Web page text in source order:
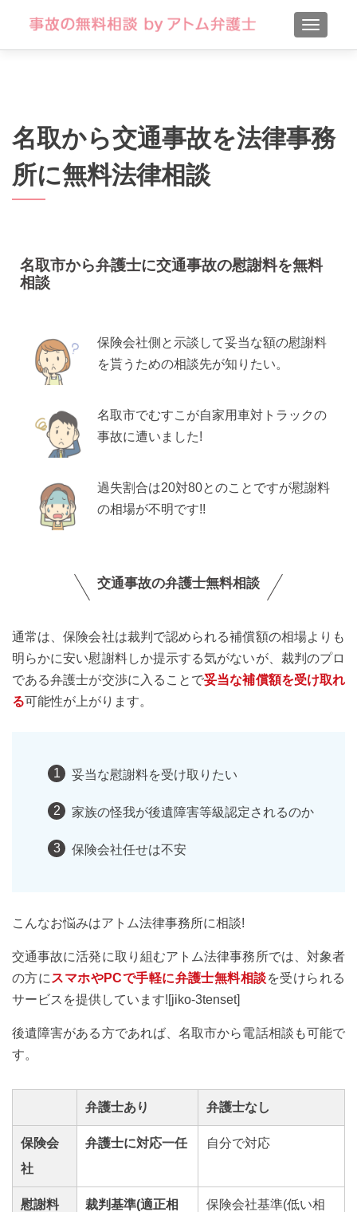
名取から交通事故を法律事務
所に無料法律相談
名取市から弁護士に交通事故の慰謝料を無料
相談
保険会社側と示談して妥当な額の慰謝料
を貰うための相談先が知りたい。
名取市でむすこが自家用車対トラックの
事故に遭いました!
過失割合は20対80とのことですが慰謝料
の相場が不明です!!
交通事故の弁護士無料相談
通常は、保険会社は裁判で認められる補償額の相場よりも
明らかに安い慰謝料しか提示する気がないが、裁判のプロ
である弁護士が交渉に入ることで妥当な補償額を受け取れ
る可能性が上がります。
妥当な慰謝料を受け取りたい
家族の怪我が後遺障害等級認定されるのか
保険会社任せは不安
こんなお悩みはアトム法律事務所に相談!
交通事故に活発に取り組むアトム法律事務所では、対象者
の方に スマホやPCで手軽に弁護士無料相談を受けられる
サービスを提供しています![jiko-3tenset]
後遺障害がある方であれば、名取市から電話相談も可能で
す。
弁護士あり 弁護士なし
保険会
社
弁護士に対応一任 自分で対応
慰謝料
裁判基準(適正相
保険会社基準(低い相